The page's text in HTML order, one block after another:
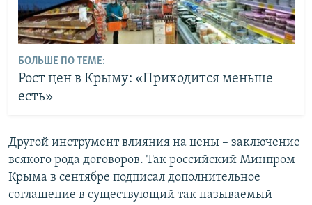
БОЛЬШЕ ПО ТЕМЕ:
Рост цен в Крыму: «Приходится меньше
есть»
Другой инструмент влияния на цены – заключение
всякого рода договоров. Так российский Минпром
Крыма в сентябре подписал дополнительное
соглашение в существующий так называемый